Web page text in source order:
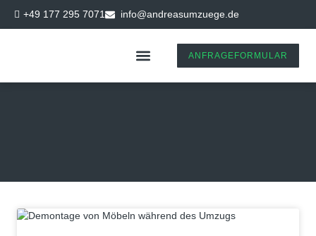
+49 177 295 7071 info@andreasumzuege.de
ANFRAGEFORMULAR